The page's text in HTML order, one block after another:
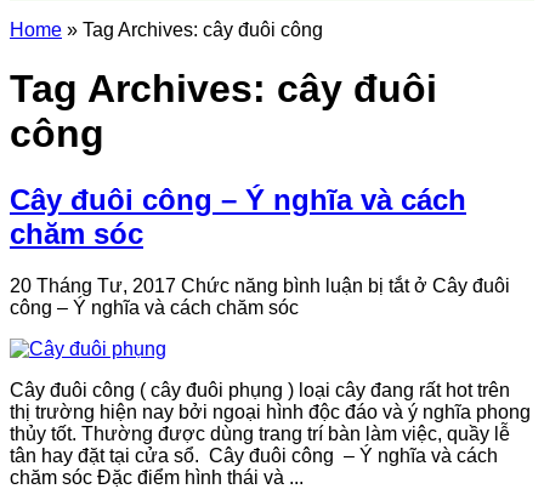
Home » Tag Archives: cây đuôi công
Tag Archives: cây đuôi
công
Cây đuôi công – Ý nghĩa và cách
chăm sóc
20 Tháng Tư, 2017 Chức năng bình luận bị tắtở Cây đuôi
công – Ý nghĩa và cách chăm sóc
Cây đuôi công ( cây đuôi phụng ) loại cây đang rất hot trên
thị trường hiện nay bởi ngoại hình độc đáo và ý nghĩa phong
thủy tốt. Thường được dùng trang trí bàn làm việc, quầy lễ
tân hay đặt tại cửa sổ. Cây đuôi công – Ý nghĩa và cách
chăm sóc Đặc điểm hình thái và ...